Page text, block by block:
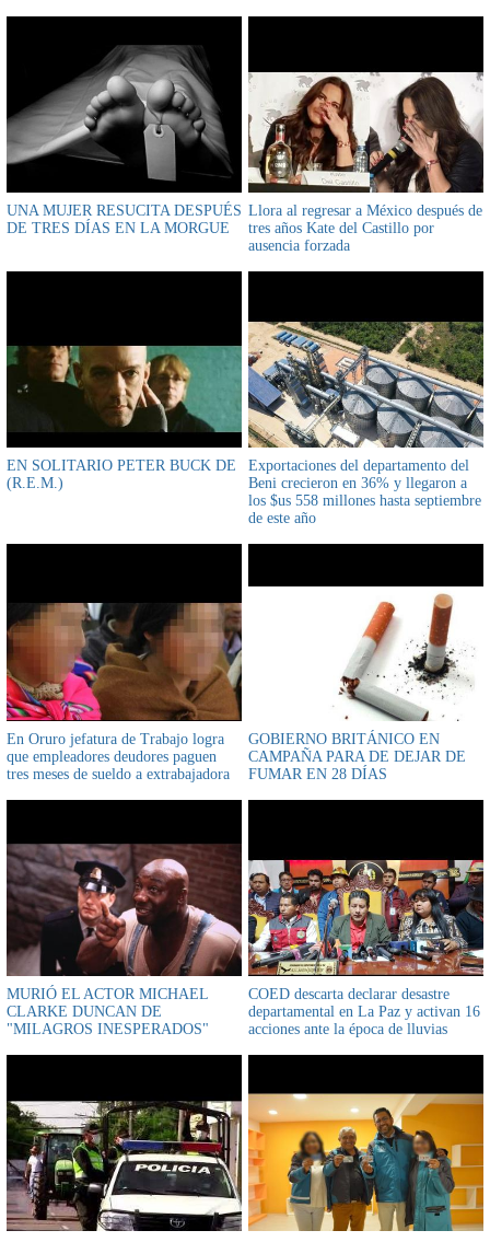
UNA MUJER RESUCITA DESPUÉS
DE TRES DÍAS EN LA MORGUE
Llora al regresar a México después de
tres años Kate del Castillo por
ausencia forzada
EN SOLITARIO PETER BUCK DE
(R.E.M.)
Exportaciones del departamento del
Beni crecieron en 36% y llegaron a
los $us 558 millones hasta septiembre
de este año
En Oruro jefatura de Trabajo logra
que empleadores deudores paguen
tres meses de sueldo a extrabajadora
GOBIERNO BRITÁNICO EN
CAMPAÑA PARA DE DEJAR DE
FUMAR EN 28 DÍAS
MURIÓ EL ACTOR MICHAEL
CLARKE DUNCAN DE
"MILAGROS INESPERADOS"
COED descarta declarar desastre
departamental en La Paz y activan 16
acciones ante la época de lluvias